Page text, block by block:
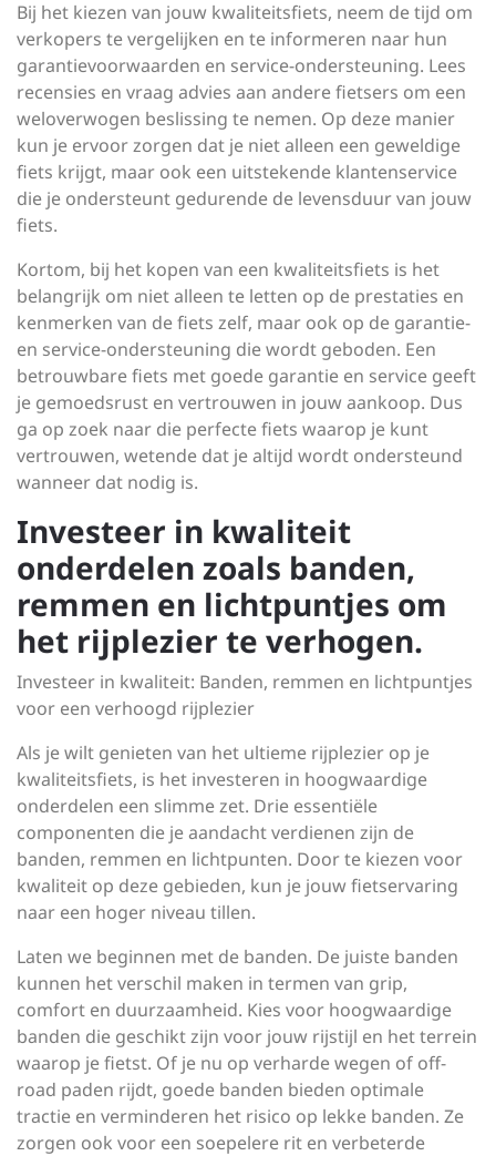
Bij het kiezen van jouw kwaliteitsfiets, neem de tijd om
verkopers te vergelijken en te informeren naar hun
garantievoorwaarden en service-ondersteuning. Lees
recensies en vraag advies aan andere fietsers om een
weloverwogen beslissing te nemen. Op deze manier
kun je ervoor zorgen dat je niet alleen een geweldige
fiets krijgt, maar ook een uitstekende klantenservice
die je ondersteunt gedurende de levensduur van jouw
fiets.
Kortom, bij het kopen van een kwaliteitsfiets is het
belangrijk om niet alleen te letten op de prestaties en
kenmerken van de fiets zelf, maar ook op de garantie-
en service-ondersteuning die wordt geboden. Een
betrouwbare fiets met goede garantie en service geeft
je gemoedsrust en vertrouwen in jouw aankoop. Dus
ga op zoek naar die perfecte fiets waarop je kunt
vertrouwen, wetende dat je altijd wordt ondersteund
wanneer dat nodig is.
Investeer in kwaliteit
onderdelen zoals banden,
remmen en lichtpuntjes om
het rijplezier te verhogen.
Investeer in kwaliteit: Banden, remmen en lichtpuntjes
voor een verhoogd rijplezier
Als je wilt genieten van het ultieme rijplezier op je
kwaliteitsfiets, is het investeren in hoogwaardige
onderdelen een slimme zet. Drie essentiële
componenten die je aandacht verdienen zijn de
banden, remmen en lichtpunten. Door te kiezen voor
kwaliteit op deze gebieden, kun je jouw fietservaring
naar een hoger niveau tillen.
Laten we beginnen met de banden. De juiste banden
kunnen het verschil maken in termen van grip,
comfort en duurzaamheid. Kies voor hoogwaardige
banden die geschikt zijn voor jouw rijstijl en het terrein
waarop je fietst. Of je nu op verharde wegen of off-
road paden rijdt, goede banden bieden optimale
tractie en verminderen het risico op lekke banden. Ze
zorgen ook voor een soepelere rit en verbeterde